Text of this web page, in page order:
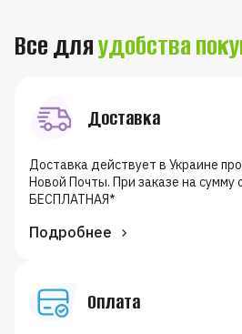
Все дляудобства
Доставка
Доставка действует в Украине
Новой Почты. При заказе на сумму
БЕСПЛАТНАЯ*
Подробнее
Оплата